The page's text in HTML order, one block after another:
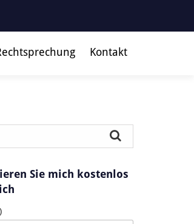
Kontakt
Sie mich kostenlos